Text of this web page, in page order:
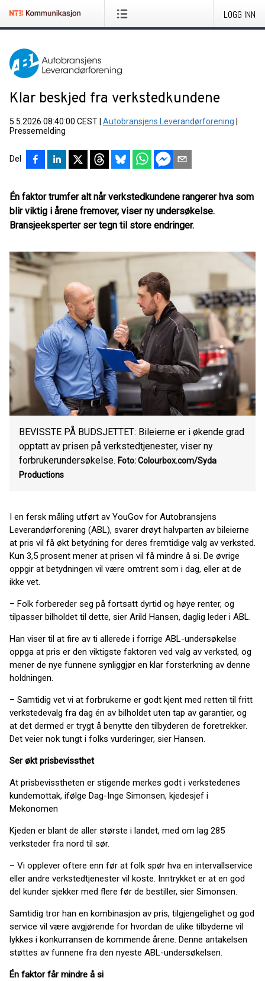
LOGG INN
Klar beskjed fra verkstedkundene
5.5.2026 08:40:00 CEST Autobransjens Leverandørforening
Pressemelding
Del
Én faktor trumfer alt når verkstedkundene rangerer hva som
blir viktig i årene fremover, viser ny undersøkelse.
Bransjeeksperter ser tegn til store endringer.
BEVISSTE PÅ BUDSJETTET: Bileierne er i økende grad
opptatt av prisen på verkstedtjenester, viser ny
forbrukerundersøkelse. Foto: Colourbox.com/Syda
Productions
I en fersk måling utført av YouGov for Autobransjens
Leverandørforening (ABL), svarer drøyt halvparten av bileierne
at pris vil få økt betydning for deres fremtidige valg av verksted.
Kun 3,5 prosent mener at prisen vil få mindre å si. De øvrige
oppgir at betydningen vil være omtrent som i dag, eller at de
ikke vet.
– Folk forbereder seg på fortsatt dyrtid og høye renter, og
tilpasser bilholdet til dette, sier Arild Hansen, daglig leder i ABL.
Han viser til at fire av ti allerede i forrige ABL-undersøkelse
oppga at pris er den viktigste faktoren ved valg av verksted, og
mener de nye funnene synliggjør en klar forsterkning av denne
holdningen.
– Samtidig vet vi at forbrukerne er godt kjent med retten til fritt
verkstedevalg fra dag én av bilholdet uten tap av garantier, og
at det dermed er trygt å benytte den tilbyderen de foretrekker.
Det veier nok tungt i folks vurderinger, sier Hansen.
Ser økt prisbevissthet
At prisbevisstheten er stigende merkes godt i verkstedenes
kundemottak, ifølge Dag-Inge Simonsen, kjedesjef i
Mekonomen
Kjeden er blant de aller største i landet, med om lag 285
verksteder fra nord til sør.
– Vi opplever oftere enn før at folk spør hva en intervallservice
eller andre verkstedtjenester vil koste. Inntrykket er at en god
del kunder sjekker med flere før de bestiller, sier Simonsen.
Samtidig tror han en kombinasjon av pris, tilgjengelighet og god
service vil være avgjørende for hvordan de ulike tilbyderne vil
lykkes i konkurransen de kommende årene. Denne antakelsen
støttes av funnene fra den nyeste ABL-undersøkelsen.
Én faktor får mindre å si